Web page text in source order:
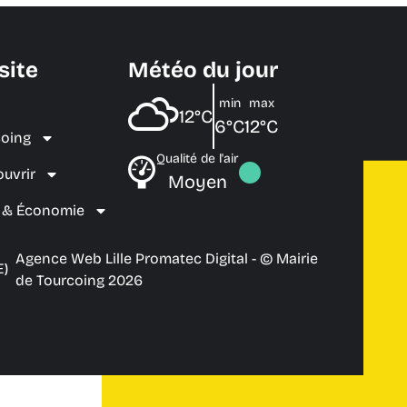
Économie
Météo du jour
12°C
min
6°C
max
12°C
Qualité de l'air
Moyen
Agence Web Lille Promatec Digital - © Mairie
de Tourcoing 2026